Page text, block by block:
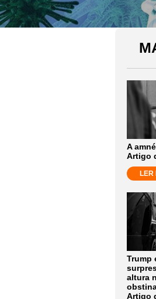
A
Artigo
LER
Trump
altura
Artigo